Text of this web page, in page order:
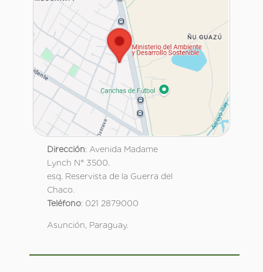
Dirección: Avenida Madame
Lynch N° 3500.
esq. Reservista de la Guerra del
Chaco.
Teléfono: 021 2879000
Asunción, Paraguay.